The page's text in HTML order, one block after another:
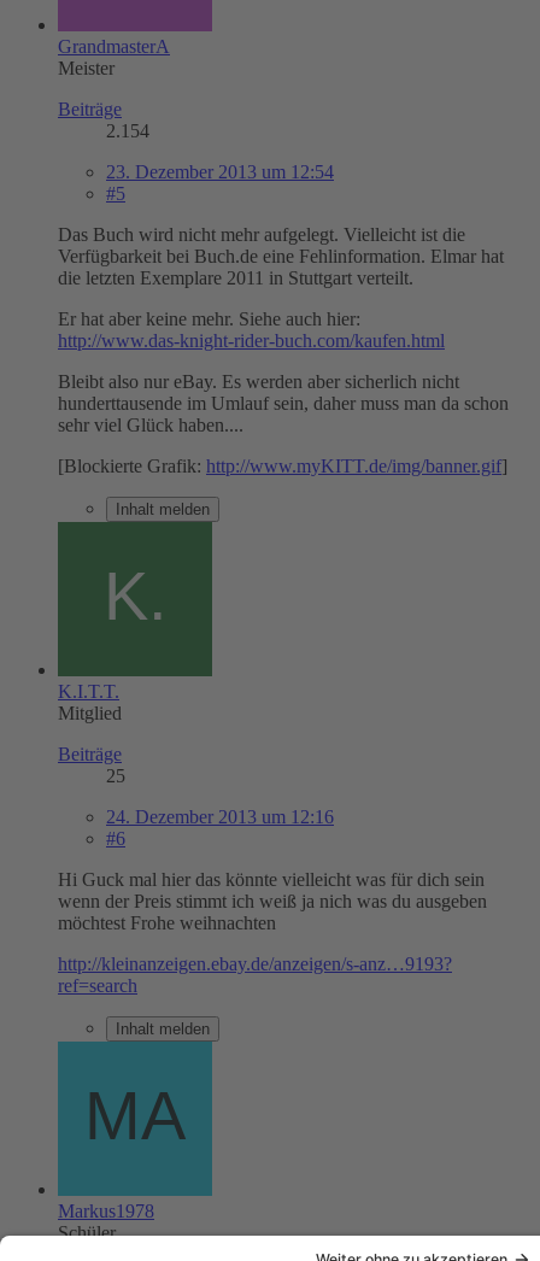
GrandmasterA
Meister
Beiträge
2.154
23. Dezember 2013 um 12:54
#5
Das Buch wird nicht mehr aufgelegt. Vielleicht ist die
Verfügbarkeit bei Buch.de eine Fehlinformation. Elmar hat
die letzten Exemplare 2011 in Stuttgart verteilt.
Er hat aber keine mehr. Siehe auch hier:
http://www.das-knight-rider-buch.com/kaufen.html
Bleibt also nur eBay. Es werden aber sicherlich nicht
hunderttausende im Umlauf sein, daher muss man da schon
sehr viel Glück haben....
[Blockierte Grafik: http://www.myKITT.de/img/banner.gif]
Inhalt melden
K.I.T.T.
Mitglied
Beiträge
25
24. Dezember 2013 um 12:16
#6
Hi Guck mal hier das könnte vielleicht was für dich sein
wenn der Preis stimmt ich weiß ja nich was du ausgeben
möchtest Frohe weihnachten
http://kleinanzeigen.ebay.de/anzeigen/s-anz…9193?
ref=search
Inhalt melden
Markus1978
Schüler